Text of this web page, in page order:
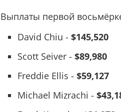
Выплаты первой
David Chiu - $145,520
Scott Seiver - $89,980
Freddie Ellis - $59,127
Michael Mizrachi -